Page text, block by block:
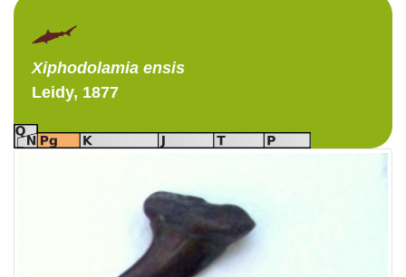
Xiphodolamia ensis
Leidy, 1877